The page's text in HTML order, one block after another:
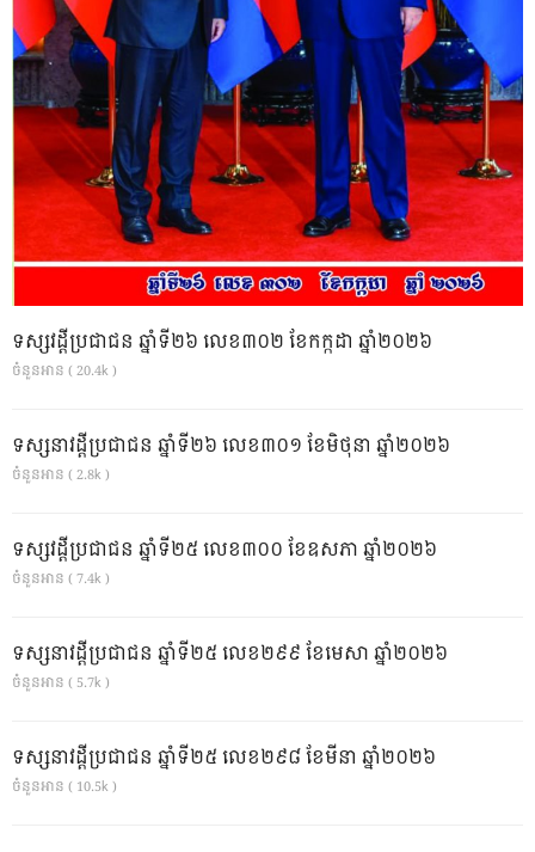
ទស្សវដ្តីប្រជាជន ឆ្នាំទី២៦ លេខ៣០២ ខែកក្កដា ឆ្នាំ២០២៦
ចំនួនអាន ( 20.4k )
ទស្សនាវដ្ដីប្រជាជន ឆ្នាំទី២៦ លេខ៣០១ ខែមិថុនា ឆ្នាំ២០២៦
ចំនួនអាន ( 2.8k )
ទស្សវដ្តីប្រជាជន ឆ្នាំទី២៥ លេខ៣០០ ខែឧសភា ឆ្នាំ២០២៦
ចំនួនអាន ( 7.4k )
ទស្សនាវដ្ដីប្រជាជន ឆ្នាំទី២៥ លេខ២៩៩ ខែមេសា ឆ្នាំ២០២៦
ចំនួនអាន ( 5.7k )
ទស្សនាវដ្ដីប្រជាជន ឆ្នាំទី២៥ លេខ២៩៨ ខែមីនា ឆ្នាំ២០២៦
ចំនួនអាន ( 10.5k )